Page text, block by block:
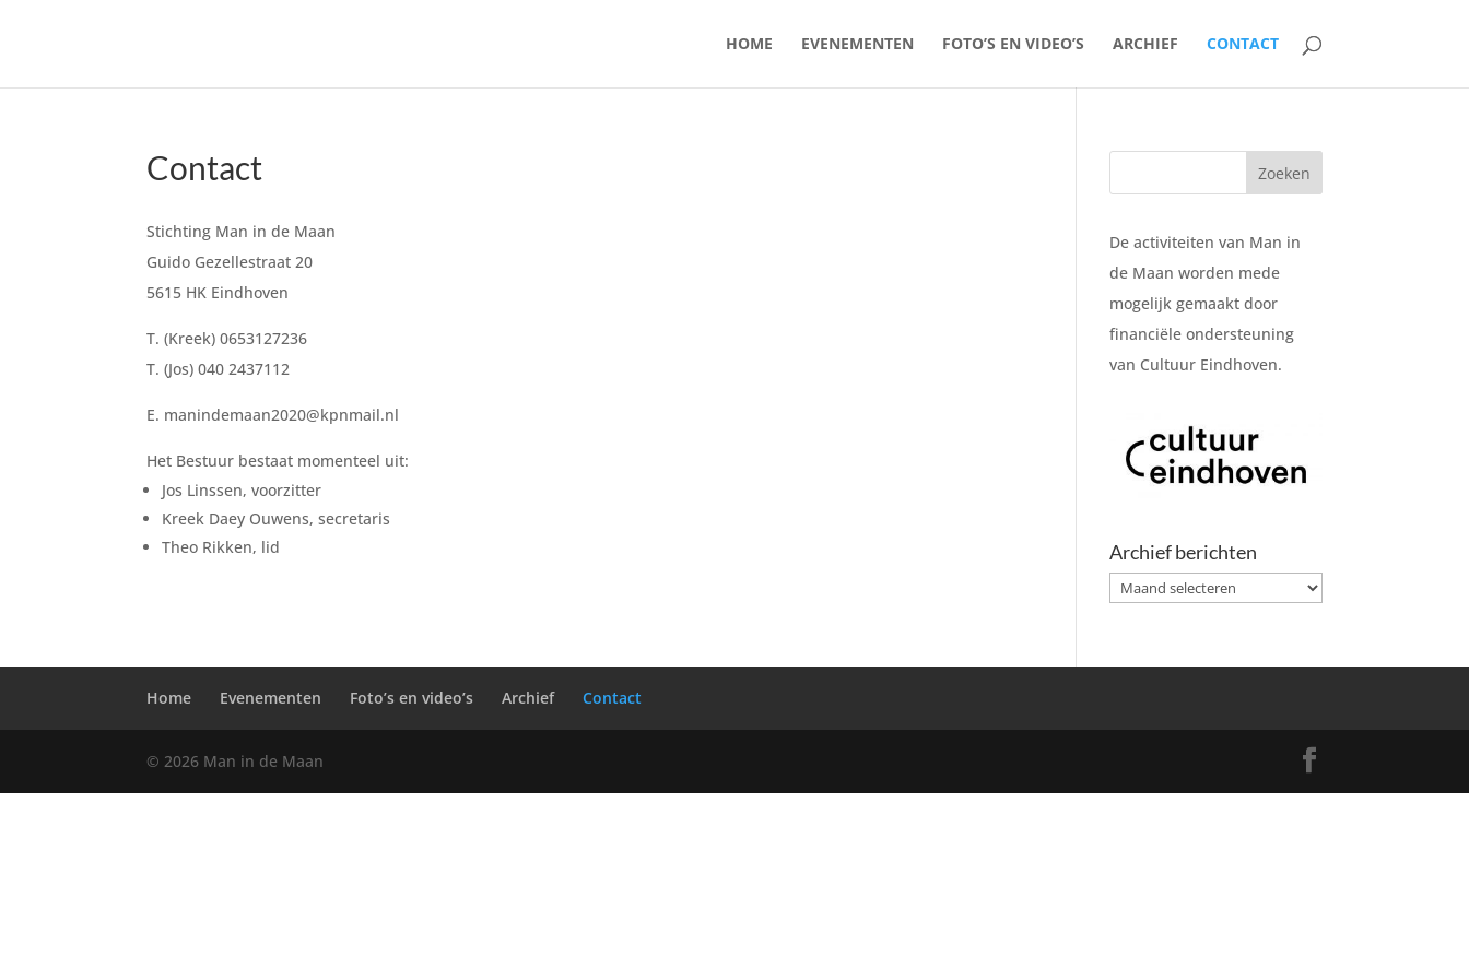
HOME EVENEMENTEN FOTO’S EN VIDEO’S ARCHIEF CONTACT
Contact
Stichting Man in de Maan
Guido Gezellestraat 20
5615 HK Eindhoven
T. (Kreek) 0653127236
T. (Jos) 040 2437112
E. manindemaan2020@kpnmail.nl
Het Bestuur bestaat momenteel uit:
Jos Linssen, voorzitter
Kreek Daey Ouwens, secretaris
Theo Rikken, lid
De activiteiten van Man in
de Maan worden mede
mogelijk gemaakt door
financiële ondersteuning
van Cultuur Eindhoven.
Archief berichten
Archief
Home Evenementen Foto’s en video’s Archief Contact
© 2026 Man in de Maan